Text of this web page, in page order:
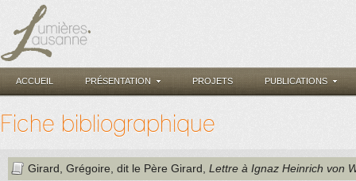
ACCUEIL PRÉSENTATION PROJETS PUBLICATIONS
Fiche bibliographique
Girard, Grégoire, dit le Père Girard Lettre à Ignaz Heinrich von